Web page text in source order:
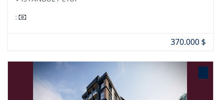
:
370.000 $